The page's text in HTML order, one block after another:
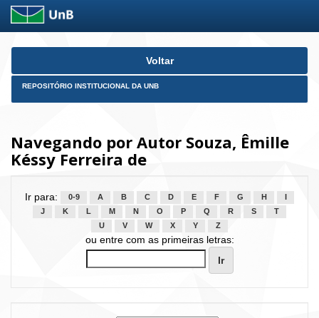
Skip
Voltar
REPOSITÓRIO INSTITUCIONAL DA UNB
Navegando por Autor Souza, Êmille
Késsy Ferreira de
Ir para: 0-9 A B C D E F G H
J
K L M N O P Q R S
T
U
V W X Y Z
ou entre com as primeiras letras: